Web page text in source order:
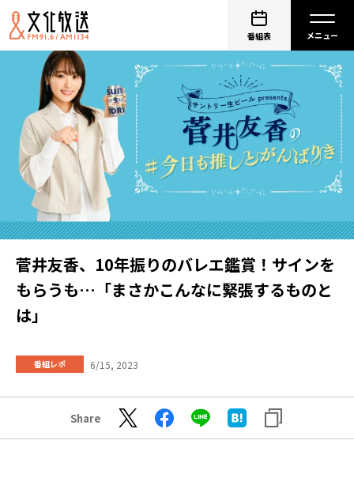
番組表
菅井友香、10年振りのバレエ鑑賞！サインを
もらうも…「まさかこんなに緊張するものと
は」
番組レポ 6/15, 2023
Share